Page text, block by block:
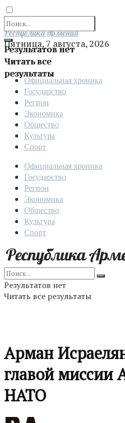
Результатов нет
Читать все
результаты
Отправить
Республика Армения
Пятница, 7 августа, 2026
Официальная хроника
Государство
Регион
Экономика
Общество
Культура
Спорт
Официальная хроника
Государство
Регион
Экономика
Общество
Культура
Спорт
Результатов нет
Читать все результаты
Арман
главой миссии
НАТО